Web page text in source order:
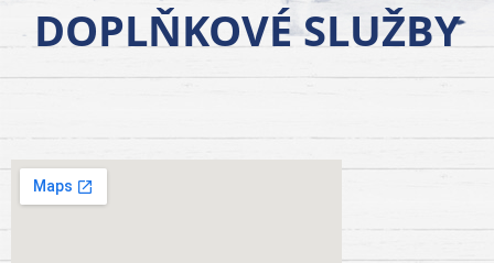
DOPLŇKOVÉ SLUŽBY